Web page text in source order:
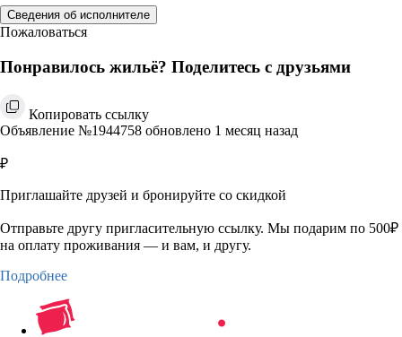
Сведения об исполнителе
Пожаловаться
Понравилось жильё? Поделитесь с друзьями
Копировать ссылку
Объявление №1944758 обновлено 1 месяц назад
₽
Приглашайте друзей и бронируйте со скидкой
Отправьте другу пригласительную ссылку. Мы подарим по 500₽
на оплату проживания — и вам, и другу.
Подробнее